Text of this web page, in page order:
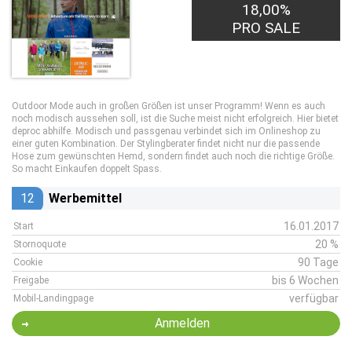
18,00%
PRO SALE
Outdoor Mode auch in großen Größen ist unser Programm! Wenn es auch
noch modisch aussehen soll, ist die Suche meist nicht erfolgreich. Hier bietet
deproc abhilfe. Modisch und passgenau verbindet sich im Onlineshop zu
einer guten Kombination. Der Stylingberater findet nicht nur die passende
Hose zum gewünschten Hemd, sondern findet auch noch die richtige Größe.
So macht Einkaufen doppelt Spass.
12 Werbemittel
Start 16.01.2017
Stornoquote 20 %
Cookie 90 Tage
Freigabe bis 6 Wochen
Mobil-Landingpage verfügbar
Anmelden